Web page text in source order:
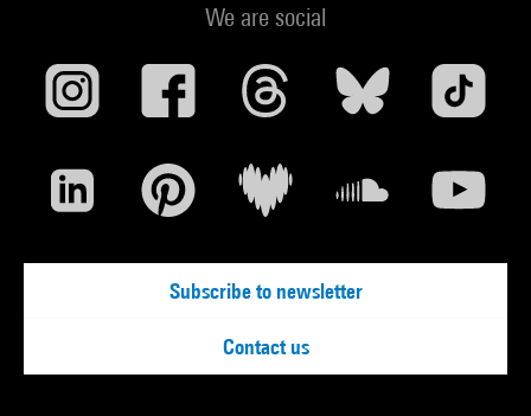
We are social
Subscribe to newsletter
Contact us